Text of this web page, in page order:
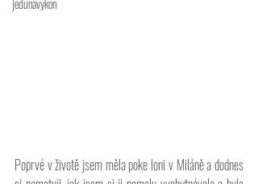
jedunavýkon
Poprvé v životě jsem měla poke loni v Miláně a dodnes